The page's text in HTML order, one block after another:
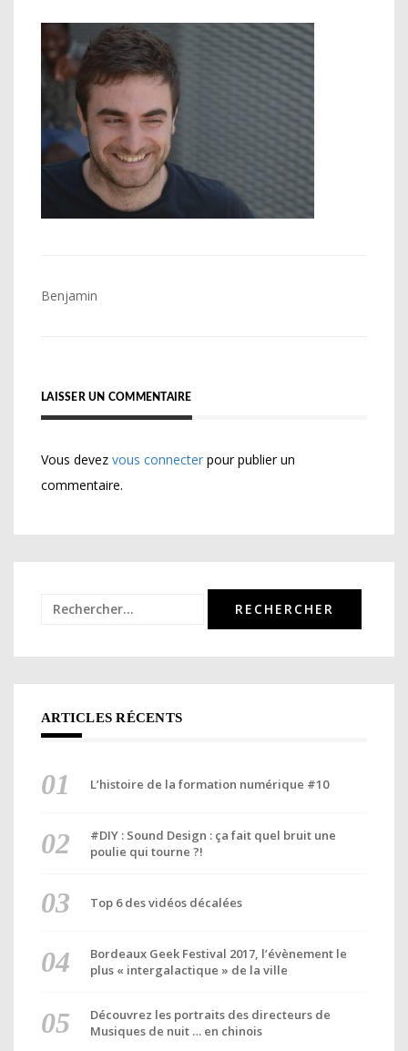
Navigation
Benjamin
LAISSER UN COMMENTAIRE
Vous devez vous connecter pour publier un
commentaire.
Rechercher :
ARTICLES RÉCENTS
L’histoire de la formation numérique #10
#DIY : Sound Design : ça fait quel bruit une
poulie qui tourne ?!
Top 6 des vidéos décalées
Bordeaux Geek Festival 2017, l’évènement le
plus « intergalactique » de la ville
Découvrez les portraits des directeurs de
Musiques de nuit … en chinois